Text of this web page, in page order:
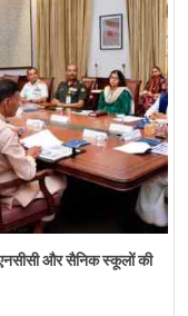
एनसीसी और सैनिक स्कूलों की